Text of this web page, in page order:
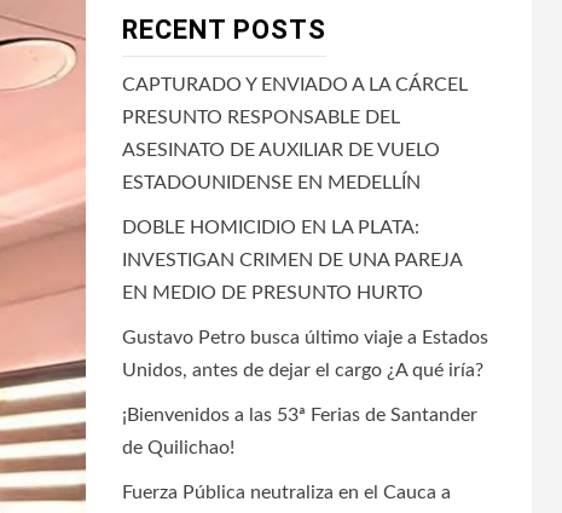
RECENT POSTS
CAPTURADO Y ENVIADO A LA CÁRCEL
PRESUNTO RESPONSABLE DEL
ASESINATO DE AUXILIAR DE VUELO
ESTADOUNIDENSE EN MEDELLÍN
DOBLE HOMICIDIO EN LA PLATA:
INVESTIGAN CRIMEN DE UNA PAREJA
EN MEDIO DE PRESUNTO HURTO
Gustavo Petro busca último viaje a Estados
Unidos, antes de dejar el cargo ¿A qué iría?
¡Bienvenidos a las 53ª Ferias de Santander
de Quilichao!
Fuerza Pública neutraliza en el Cauca a